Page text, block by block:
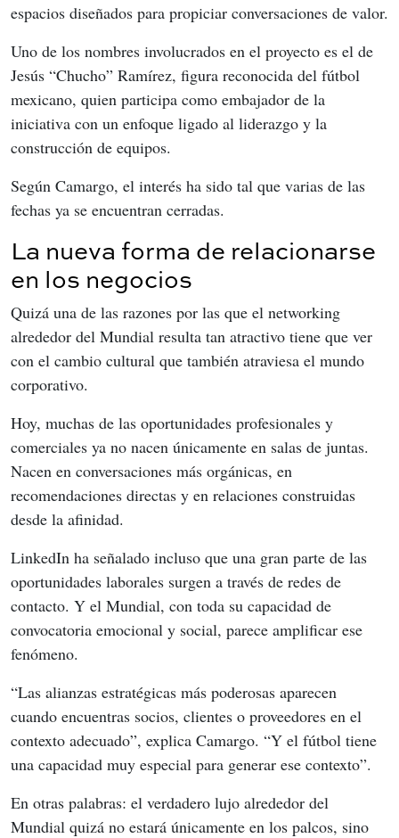
espacios diseñados para propiciar conversaciones de valor.
Uno de los nombres involucrados en el proyecto es el de
Jesús “Chucho” Ramírez, figura reconocida del fútbol
mexicano, quien participa como embajador de la
iniciativa con un enfoque ligado al liderazgo y la
construcción de equipos.
Según Camargo, el interés ha sido tal que varias de las
fechas ya se encuentran cerradas.
La nueva forma de relacionarse
en los negocios
Quizá una de las razones por las que el networking
alrededor del Mundial resulta tan atractivo tiene que ver
con el cambio cultural que también atraviesa el mundo
corporativo.
Hoy, muchas de las oportunidades profesionales y
comerciales ya no nacen únicamente en salas de juntas.
Nacen en conversaciones más orgánicas, en
recomendaciones directas y en relaciones construidas
desde la afinidad.
LinkedIn ha señalado incluso que una gran parte de las
oportunidades laborales surgen a través de redes de
contacto. Y el Mundial, con toda su capacidad de
convocatoria emocional y social, parece amplificar ese
fenómeno.
“Las alianzas estratégicas más poderosas aparecen
cuando encuentras socios, clientes o proveedores en el
contexto adecuado”, explica Camargo. “Y el fútbol tiene
una capacidad muy especial para generar ese contexto”.
En otras palabras: el verdadero lujo alrededor del
Mundial quizá no estará únicamente en los palcos, sino